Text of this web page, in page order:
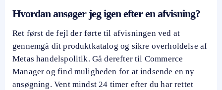
Hvordan ansøger jeg igen efter en afvisning?
Ret først de fejl der førte til afvisningen ved at
gennemgå dit produktkatalog og sikre overholdelse af
Metas handelspolitik. Gå derefter til Commerce
Manager og find muligheden for at indsende en ny
ansøgning. Vent mindst 24 timer efter du har rettet